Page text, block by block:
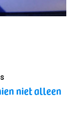
niet alleen